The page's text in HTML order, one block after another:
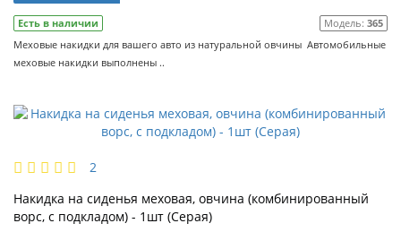
Есть в наличии Модель: 365
Меховые накидки для вашего авто из натуральной овчины Автомобильные
меховые накидки выполнены ..
2
Накидка на сиденья меховая, овчина (комбинированный
ворс, с подкладом) - 1шт (Серая)